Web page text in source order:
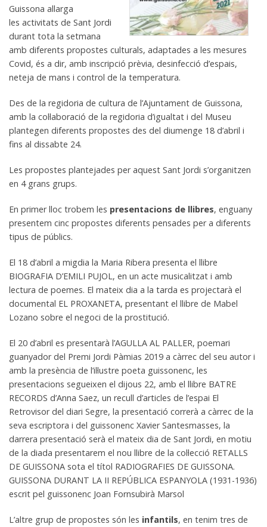
Guissona allarga
les activitats de Sant Jordi
durant tota la setmana
amb diferents propostes culturals, adaptades a les mesures
Covid, és a dir, amb inscripció prèvia, desinfecció d’espais,
neteja de mans i control de la temperatura.
Des de la regidoria de cultura de l’Ajuntament de Guissona,
amb la col·laboració de la regidoria d’igualtat i del Museu
plantegen diferents propostes des del diumenge 18 d’abril i
fins al dissabte 24.
Les propostes plantejades per aquest Sant Jordi s’organitzen
en 4 grans grups.
En primer lloc trobem les presentacions de llibres, enguany
presentem cinc propostes diferents pensades per a diferents
tipus de públics.
El 18 d’abril a migdia la Maria Ribera presenta el llibre
BIOGRAFIA D’EMILI PUJOL, en un acte musicalitzat i amb
lectura de poemes. El mateix dia a la tarda es projectarà el
documental EL PROXANETA, presentant el llibre de Mabel
Lozano sobre el negoci de la prostitució.
El 20 d’abril es presentarà l’AGULLA AL PALLER, poemari
guanyador del Premi Jordi Pàmias 2019 a càrrec del seu autor i
amb la presència de l’il·lustre poeta guissonenc, les
presentacions segueixen el dijous 22, amb el llibre BATRE
RECORDS d’Anna Saez, un recull d’articles de l’espai El
Retrovisor del diari Segre, la presentació correrà a càrrec de la
seva escriptora i del guissonenc Xavier Santesmasses, la
darrera presentació serà el mateix dia de Sant Jordi, en motiu
de la diada presentarem el nou llibre de la col·lecció RETALLS
DE GUISSONA sota el títol RADIOGRAFIES DE GUISSONA.
GUISSONA DURANT LA II REPÚBLICA ESPANYOLA (1931-1936)
escrit pel guissonenc Joan Fornsubirà Marsol
L’altre grup de propostes són les infantils, en tenim tres de